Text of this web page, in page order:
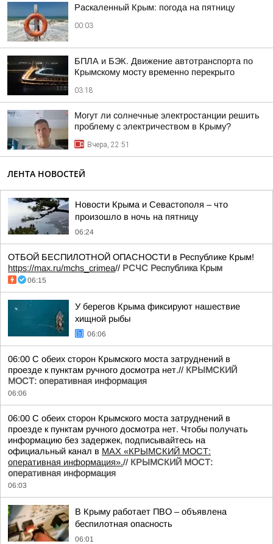
Раскаленный Крым: погода на пятницу
00:03
БПЛА и БЭК. Движение автотранспорта по
Крымскому мосту временно перекрыто
03:18
Могут ли солнечные электростанции решить
проблему с электричеством в Крыму?
Вчера, 22:51
ЛЕНТА НОВОСТЕЙ
Новости Крыма и Севастополя – что
произошло в ночь на пятницу
06:24
ОТБОЙ БЕСПИЛОТНОЙ ОПАСНОСТИ в Республике Крым!
https://max.ru/mchs_crimea// РСЧС Республика Крым
06:15
У берегов Крыма фиксируют нашествие
хищной рыбы
06:06
06:00 С обеих сторон Крымского моста затруднений в
проезде к пунктам ручного досмотра нет.// КРЫМСКИЙ
МОСТ: оперативная информация
06:06
06:00 С обеих сторон Крымского моста затруднений в
проезде к пунктам ручного досмотра нет. Чтобы получать
информацию без задержек, подписывайтесь на
официальный канал в MAX «КРЫМСКИЙ МОСТ:
оперативная информация».// КРЫМСКИЙ МОСТ:
оперативная информация
06:03
В Крыму работает ПВО – объявлена
беспилотная опасность
06:01